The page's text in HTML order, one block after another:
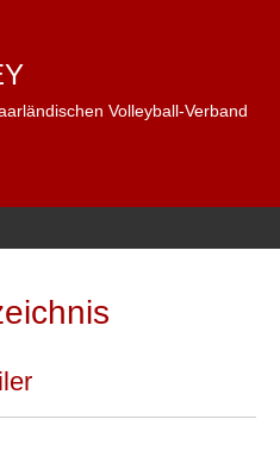
Volleyball-Verband